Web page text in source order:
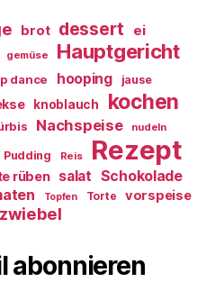
brot dessert ei
gemüse Hauptgericht
dance hooping jause
knoblauch kochen
Nachspeise nudeln
Pudding Reis Rezept
rüben salat Schokolade
Topfen Torte vorspeise
zwiebel
abonnieren